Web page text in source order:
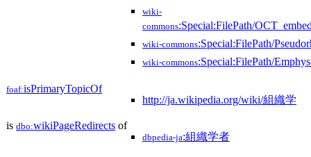
wiki-
commons:Special:FilePath/
wiki-commons:Special:FilePath/
wiki-commons:Special:FilePath/
foaf:isPrimaryTopicOf
http://ja.wikipedia.org/wiki/組織学
is dbo:wikiPageRedirects of
dbpedia-ja:組織学者